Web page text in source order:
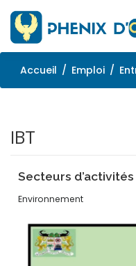
au
contenu
ACCUEIL SERVICES
EMPLOI
CONTACTEZ-NOUS
Accueil Emploi
IBT
Secteurs
Environnement